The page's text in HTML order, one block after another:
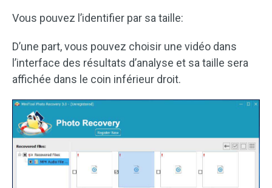
Vous pouvez l’identifier par sa taille:
D’une part, vous pouvez choisir une vidéo dans
l’interface des résultats d’analyse et sa taille sera
affichée dans le coin inférieur droit.